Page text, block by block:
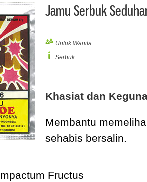
Jamu Serbuk
Untuk Wanita
Serbuk
Khasiat dan
Membantu
sehabis bersalin.
Fructus